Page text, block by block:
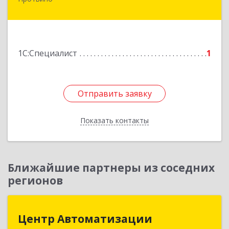
1С:Специалист 1
Отправить заявку
Показать контакты
Отправить заявку
Назад
Ближайшие партнеры из соседних
регионов
Центр Автоматизации